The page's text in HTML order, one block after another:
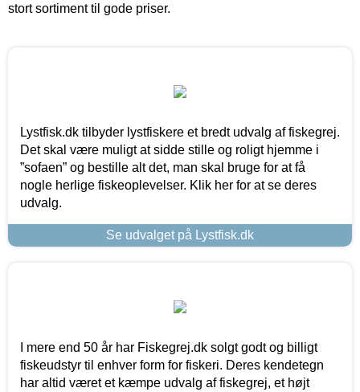
stort sortiment til gode priser.
Lystfisk.dk tilbyder lystfiskere et bredt udvalg af fiskegrej.
Det skal være muligt at sidde stille og roligt hjemme i
”sofaen” og bestille alt det, man skal bruge for at få
nogle herlige fiskeoplevelser. Klik her for at se deres
udvalg.
Se udvalget på Lystfisk.dk
I mere end 50 år har Fiskegrej.dk solgt godt og billigt
fiskeudstyr til enhver form for fiskeri. Deres kendetegn
har altid været et kæmpe udvalg af fiskegrej, et højt